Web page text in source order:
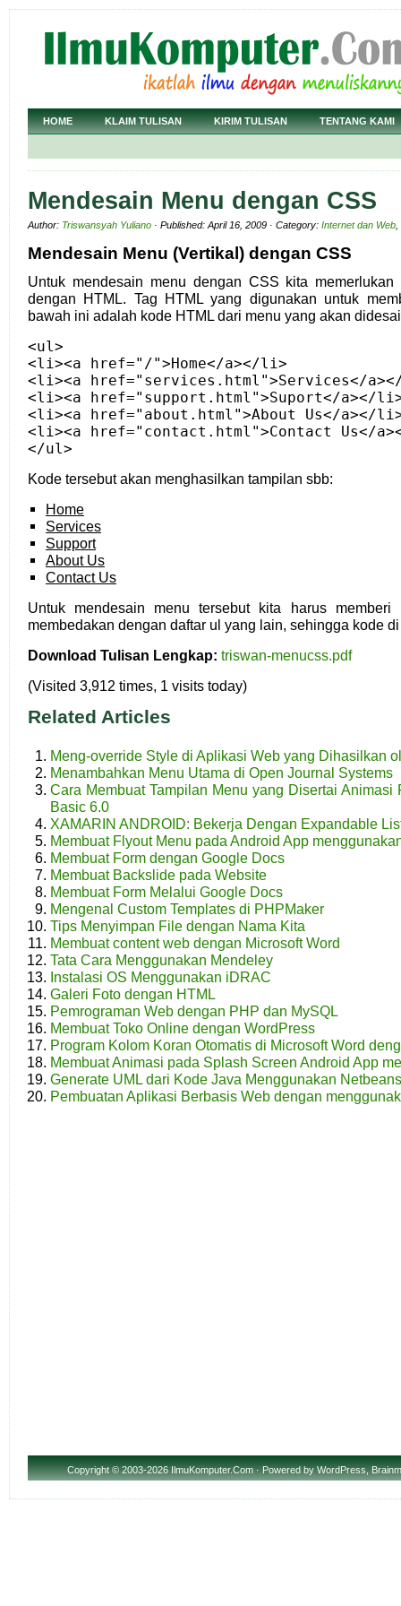
HOME KLAIM TULISAN KIRIM TULISAN TENTANG KAMI
Mendesain Menu dengan CSS
Author: Triswansyah Yuliano · Published: April 16, 2009 · Category: Internet dan Web
Mendesain Menu (Vertikal) dengan CSS
Untuk mendesain menu dengan CSS kita
dengan HTML. Tag HTML yang digunakan untuk
bawah ini adalah kode HTML dari menu yang akan
<ul>
<li><a href="/">Home</a></li>
<li><a href="services.html">Services</
<li><a href="support.html">Suport</a></
<li><a href="about.html">About Us</a></
<li><a href="contact.html">Contact Us</
</ul>
Kode tersebut akan menghasilkan tampilan sbb:
Home
Services
Support
About Us
Contact Us
Untuk mendesain menu tersebut kita harus
membedakan dengan daftar ul yang lain, sehingga kode
Download Tulisan Lengkap: triswan-menucss.pdf
(Visited 3,912 times, 1 visits today)
Related Articles
Meng-override Style di Aplikasi Web yang Dihasilkan
Menambahkan Menu Utama di Open Journal Systems
Cara Membuat Tampilan Menu yang Disertai
Basic 6.0
XAMARIN ANDROID: Bekerja Dengan Expandable
Membuat Flyout Menu pada Android App
Membuat Form dengan Google Docs
Membuat Backslide pada Website
Membuat Form Melalui Google Docs
Mengenal Custom Templates di PHPMaker
Tips Menyimpan File dengan Nama Kita
Membuat content web dengan Microsoft Word
Tata Cara Menggunakan Mendeley
Instalasi OS Menggunakan iDRAC
Galeri Foto dengan HTML
Pemrograman Web dengan PHP dan MySQL
Membuat Toko Online dengan WordPress
Program Kolom Koran Otomatis di Microsoft Word
Membuat Animasi pada Splash Screen Android App
Generate UML dari Kode Java Menggunakan Netbeans
Pembuatan Aplikasi Berbasis Web dengan
Copyright© 2003-2026 IlmuKomputer.Com · Powered byWordPress,